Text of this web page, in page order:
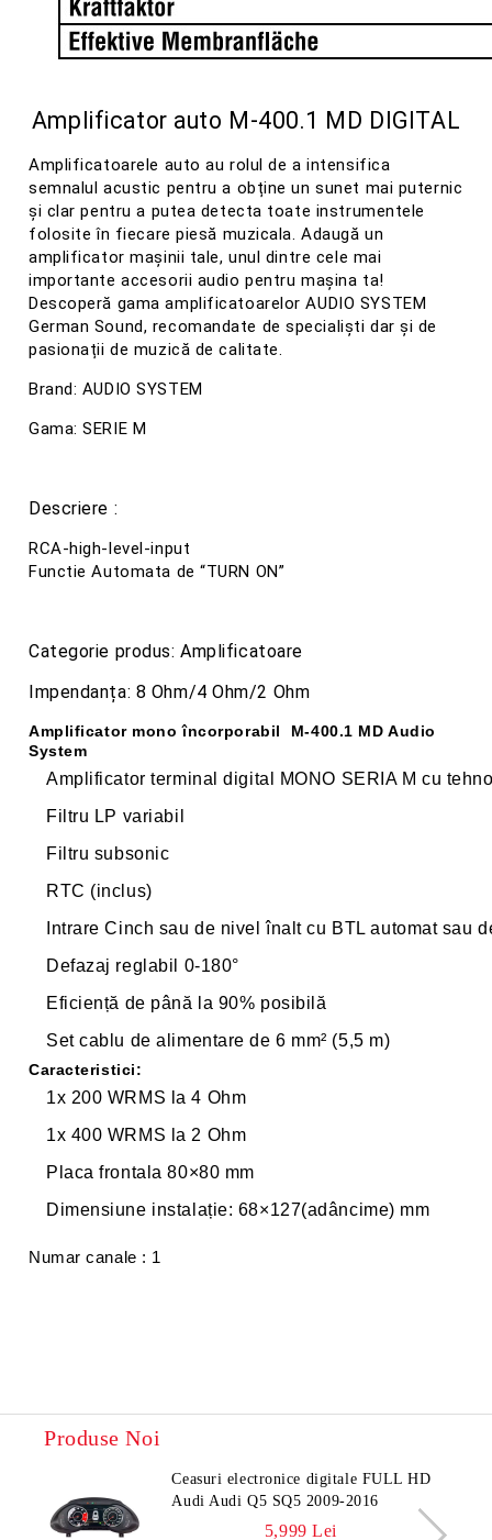
Amplificator auto M-400.1 MD DIGITAL
Amplificatoarele auto au rolul de a intensifica
semnalul acustic pentru a obține un sunet mai puternic
și clar pentru a putea detecta toate instrumentele
folosite în fiecare piesă muzicala. Adaugă un
amplificator mașinii tale, unul dintre cele mai
importante accesorii audio pentru mașina ta!
Descoperă gama amplificatoarelor AUDIO SYSTEM
German Sound, recomandate de specialiști dar și de
pasionații de muzică de calitate.
Brand: AUDIO SYSTEM
Gama: SERIE M
Descriere :
RCA-high-level-input
Functie Automata de “TURN ON”
Categorie produs: Amplificatoare
Impendanța: 8 Ohm/4 Ohm/2 Ohm
Amplificator mono încorporabil M-400.1 MD Audio
System
Amplificator terminal digital MONO SERIA Mcu
Filtru LP variabil
Filtru subsonic
RTC (inclus)
Intrare Cinch sau de nivel înalt cu BTL automat sau
Defazaj reglabil 0-180°
Eficiență de până la 90% posibilă
Set cablu de alimentare de 6 mm² (5,5 m)
Caracteristici:
1x 200 WRMS la 4 Ohm
1x 400 WRMS la 2 Ohm
Placa frontala 80×80 mm
Dimensiune instalație: 68×127(adâncime) mm
Numar canale : 1
Produse Noi
Ceasuri electronice digitale FULL HD
Audi Audi Q5 SQ5 2009-2016
5,999 Lei